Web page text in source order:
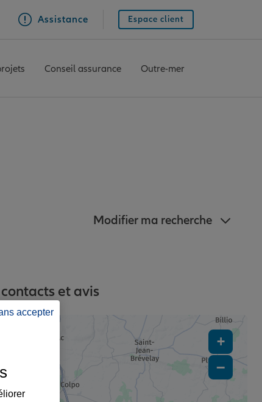
Assistance Espace client
Conseil assurance Outre-mer
Modifier ma recherche
et avis
+
−
accepter